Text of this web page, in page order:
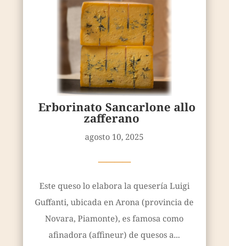
Erborinato Sancarlone allo
zafferano
agosto 10, 2025
————
Este queso lo elabora la quesería Luigi
Guffanti, ubicada en Arona (provincia de
Novara, Piamonte), es famosa como
afinadora (affineur) de quesos a...